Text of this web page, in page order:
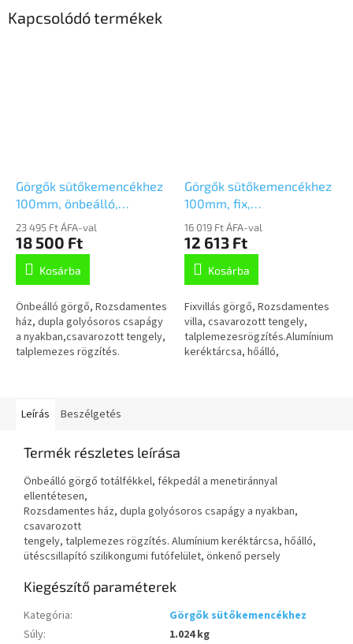
Kapcsolódó termékek
Görgők sütőkemencékhez
100mm, önbeálló,
rozsdamentes,Talplemezzel,
8470IDG100P62
23 495 Ft ÁFA-val
18 500 Ft
Kosárba
Önbeálló görgő, Rozsdamentes
ház, dupla golyósoros csapágy
a nyakban,csavarozott tengely,
talplemezes rögzítés.
Görgők sütőkemencékhez
100mm, fix,
rozsdamentes,Talplemezzel,
8478IDG100P62
16 019 Ft ÁFA-val
12 613 Ft
Kosárba
Fixvillás görgő, Rozsdamentes
villa, csavarozott tengely,
talplemezesrögzítés.Alumínium
keréktárcsa, hőálló,
Leírás Beszélgetés
Termék részletes leírása
Önbeálló görgő totálfékkel, fékpedál a menetiránnyal
ellentétesen,
Rozsdamentes ház, dupla golyósoros csapágy a nyakban,
csavarozott
tengely, talplemezes rögzítés. Alumínium keréktárcsa, hőálló,
ütéscsillapító szilikongumi futófelület, önkenő persely
Kiegészítő paraméterek
Kategória:
Görgők sütőkemencékhez
Súly:
1.024 kg